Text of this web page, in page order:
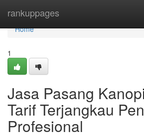
rankuppages
Home
Home
1
Jasa Pasang
Tarif Terjangkau
Profesional